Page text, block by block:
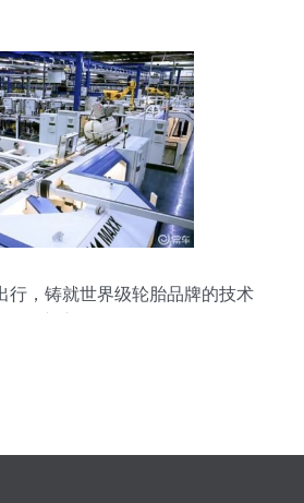
行，铸就世界级轮胎品牌的技术